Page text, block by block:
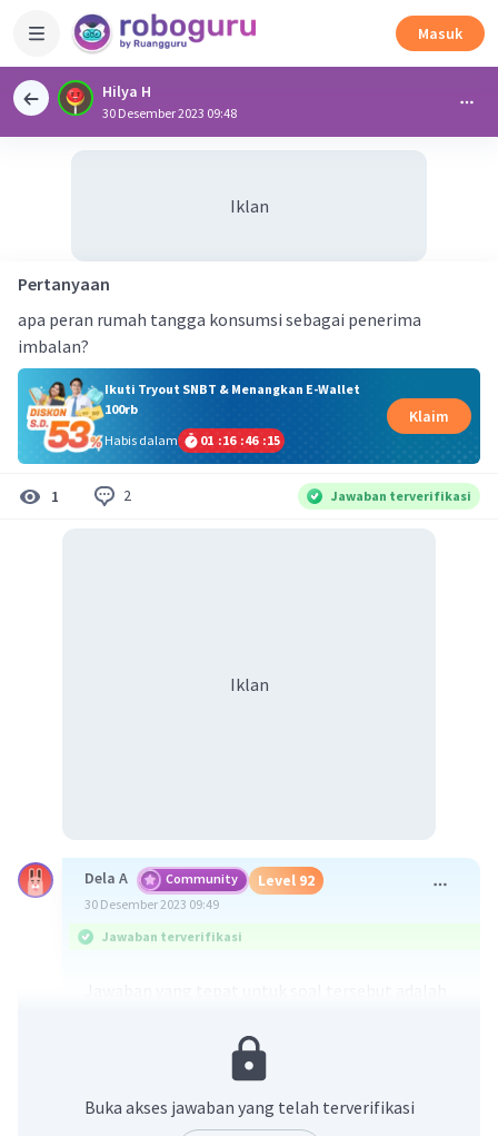
Masuk
Hilya H
30 Desember 2023 09:48
Iklan
Pertanyaan
apa peran rumah tangga konsumsi sebagai penerima
imbalan?
Ikuti Tryout SNBT & Menangkan E-Wallet
100rb
Habis dalam
01 :16 :46 :14
Klaim
1 2 Jawaban terverifikasi
Iklan
Dela A Community Level 92
30 Desember 2023 09:49
Jawaban terverifikasi
menerima imbalan. Imbalan yang diterima
konsumen berupa sewa tanah (bagi yang
menyewakan tanah), upah atau gaji (bagi
yang menjadi tenaga kerja), bunga modal
Buka akses jawaban yang telah terverifikasi